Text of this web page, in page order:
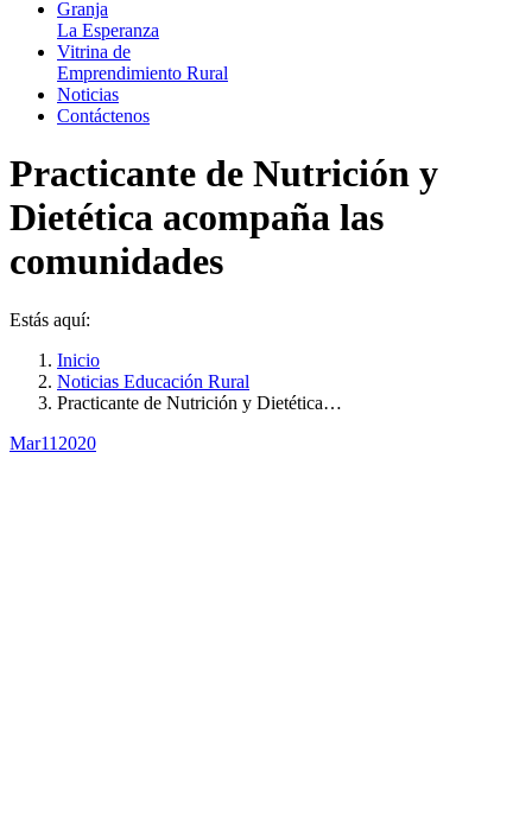
Granja
La Esperanza
Vitrina de
Emprendimiento Rural
Noticias
Contáctenos
Practicante de Nutrición y
Dietética acompaña las
comunidades
Estás aquí:
Inicio
Noticias Educación Rural
Practicante de Nutrición y Dietética…
Mar11 2020